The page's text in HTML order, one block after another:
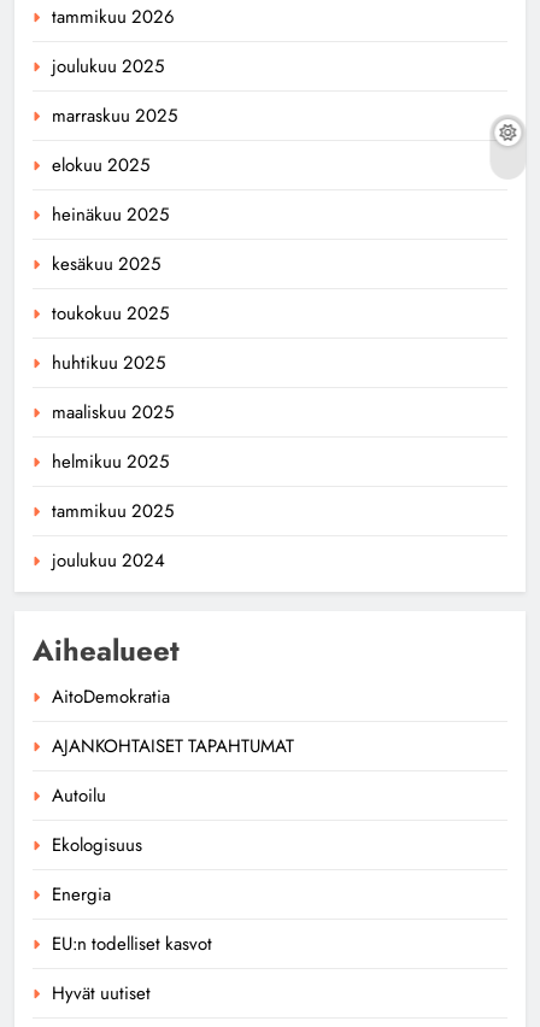
tammikuu 2026
joulukuu 2025
marraskuu 2025
elokuu 2025
heinäkuu 2025
kesäkuu 2025
toukokuu 2025
huhtikuu 2025
maaliskuu 2025
helmikuu 2025
tammikuu 2025
joulukuu 2024
Aihealueet
AitoDemokratia
AJANKOHTAISET TAPAHTUMAT
Autoilu
Ekologisuus
Energia
EU:n todelliset kasvot
Hyvät uutiset